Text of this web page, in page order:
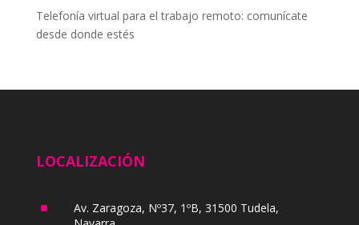
Telefonía virtual para el trabajo remoto: comunícate
desde donde estés
LOCALIZACIÓN
^
Av. Zaragoza, Nº37, 1ºB, 31500 Tudela,